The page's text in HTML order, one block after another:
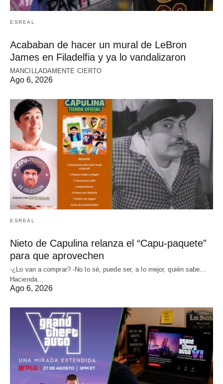
ESREAL
Acababan de hacer un mural de LeBron
James en Filadelfia y ya lo vandalizaron
MANCILLADAMENTE CIERTO
Ago 6, 2026
ESREAL
Nieto de Capulina relanza el “Capu-paquete”
para que aprovechen
-¿Lo van a comprar? -No lo sé, puede ser, a lo mejor, quién sabe...
Hacienda…
Ago 6, 2026